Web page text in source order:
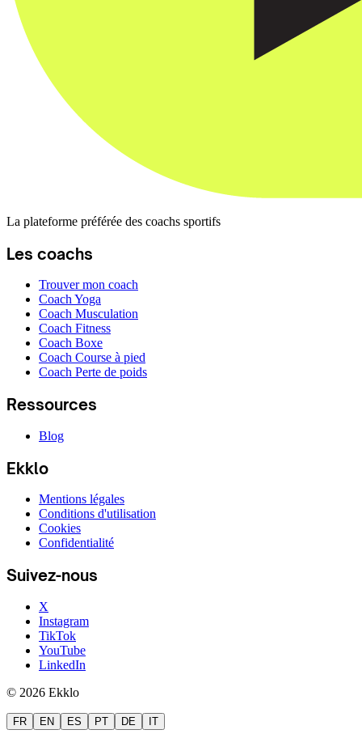
La plateforme préférée des coachs sportifs
Les coachs
Trouver mon coach
Coach Yoga
Coach Musculation
Coach Fitness
Coach Boxe
Coach Course à pied
Coach Perte de poids
Ressources
Blog
Ekklo
Mentions légales
Conditions d'utilisation
Cookies
Confidentialité
Suivez-nous
X
Instagram
TikTok
YouTube
LinkedIn
© 2026 Ekklo
FR EN ES PT DE IT